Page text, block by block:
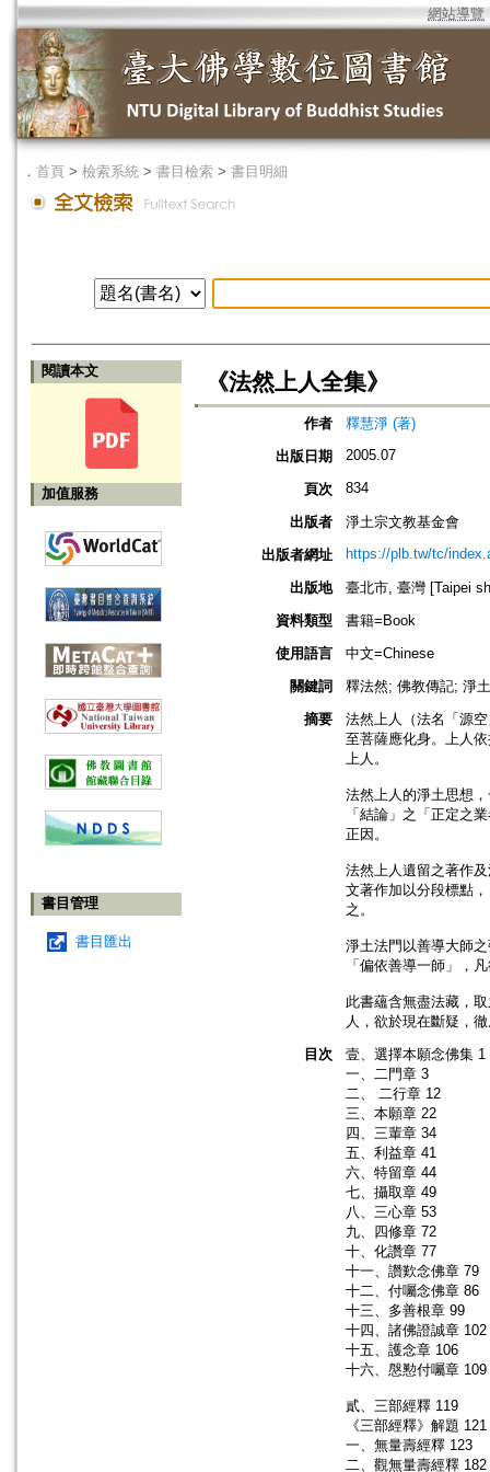
網站導覽
． 首頁 > 檢索系統 > 書目檢索 > 書目明細
閱讀本文
加值服務
書目管理
書目匯出
《法然上人全集》
作者
釋慧淨 (著)
出版日期
2005.07
頁次 834
出版者
淨土宗文教基金會
出版者網址
https://plb.tw/tc/
出版地
臺北市, 臺灣 [Taipei
資料類型
書籍=Book
使用語言
中文=Chinese
關鍵詞
釋法然; 佛教傳記; 淨
摘要
法然上人（法名「源
至菩薩應化身。上人
上人。
法然上人的淨土思想
「結論」之「正定之
正因。
法然上人遺留之著作
文著作加以分段標點
之。
淨土法門以善導大師
「偏依善導一師」，
此書蘊含無盡法藏，
人，欲於現在斷疑，
目次
壹、選擇本願念佛集 1
一、二門章 3
二、 二行章 12
三、本願章 22
四、三輩章 34
五、利益章 41
六、特留章 44
七、攝取章 49
八、三心章 53
九、四修章 72
十、化讚章 77
十一、讚歎念佛章 79
十二、付囑念佛章 86
十三、多善根章 99
十四、諸佛證誠章 102
十五、護念章 106
十六、慇懃付囑章 109
貳、三部經釋 119
《三部經釋》解題 121
一、無量壽經釋 123
二、觀無量壽經釋 182